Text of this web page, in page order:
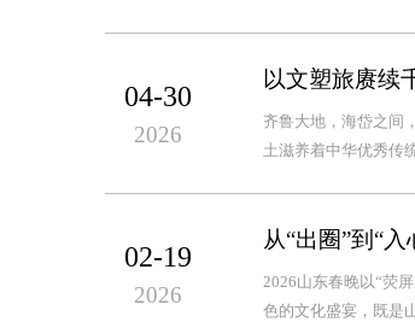
04-30
2026
以文塑旅赓续
齐鲁大地，海岱之间
土滋养着中华优秀传
02-19
2026
从“出圈”到“
2026山东春晚以“荧
色的文化盛宴，既是